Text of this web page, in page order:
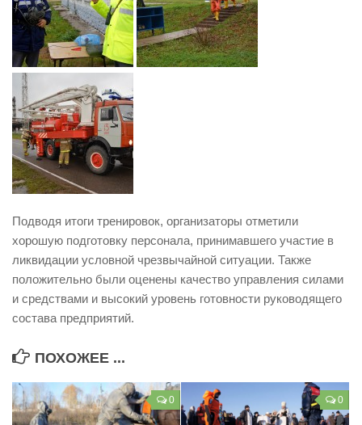
Подводя итоги тренировок, организаторы отметили
хорошую подготовку персонала, принимавшего участие в
ликвидации условной чрезвычайной ситуации. Также
положительно были оценены качество управления силами
и средствами и высокий уровень готовности руководящего
состава предприятий.
ПОХОЖЕЕ ...
0 0